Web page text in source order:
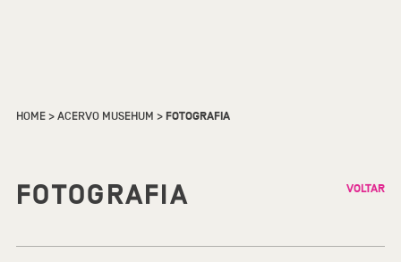
HOME>ACERVO MUSEHUM >FOTOGRAFIA
FOTOGRAFIA VOLTAR